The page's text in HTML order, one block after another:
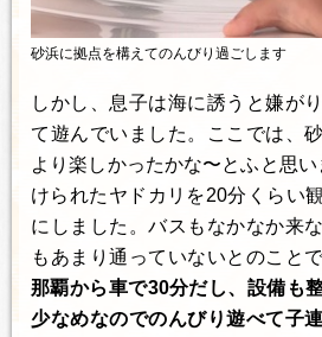
砂浜に拠点を構えてのんびり過ごします
しかし、息子は海に誘うと嫌が
て遊んでいました。ここでは、
より楽しかったかな〜とふと思
けられたヤドカリを20分くらい
にしました。バスもなかなか来
もあまり通っていないとのこと
那覇から車で30分だし、設備も
少なめなのでのんびり遊べて子